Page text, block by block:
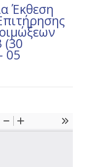
Έκθεση
(30
05